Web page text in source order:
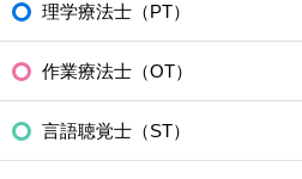
理学療法士（PT）
作業療法士（OT）
言語聴覚士（ST）